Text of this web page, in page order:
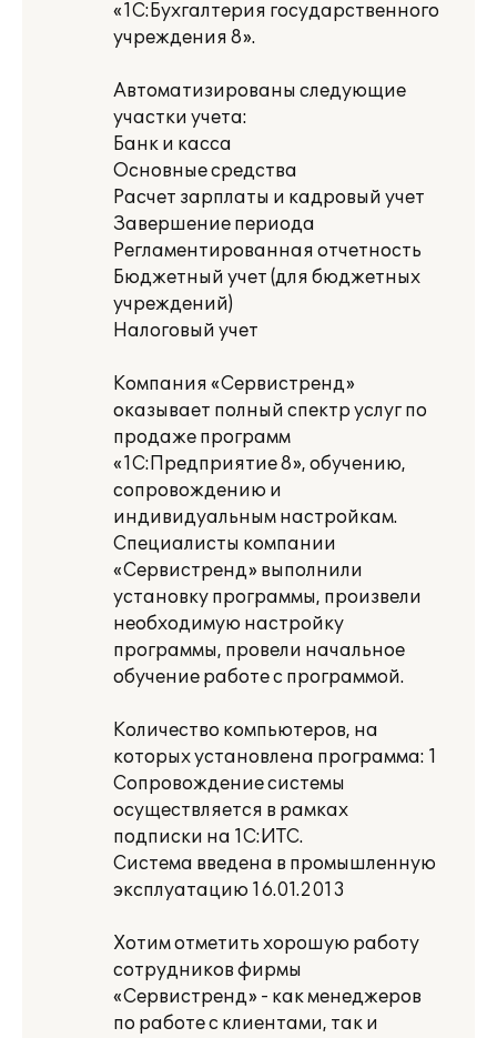
«1С:Бухгалтерия государственного
учреждения 8».
Автоматизированы следующие
участки учета:
Банк и касса
Основные средства
Расчет зарплаты и кадровый учет
Завершение периода
Регламентированная отчетность
Бюджетный учет (для бюджетных
учреждений)
Налоговый учет
Компания «Сервистренд»
оказывает полный спектр услуг по
продаже программ
«1С:Предприятие 8», обучению,
сопровождению и
индивидуальным настройкам.
Специалисты компании
«Сервистренд» выполнили
установку программы, произвели
необходимую настройку
программы, провели начальное
обучение работе с программой.
Количество компьютеров, на
которых установлена программа: 1
Сопровождение системы
осуществляется в рамках
подписки на 1С:ИТС.
Система введена в промышленную
эксплуатацию 16.01.2013
Хотим отметить хорошую работу
сотрудников фирмы
«Сервистренд» - как менеджеров
по работе с клиентами, так и